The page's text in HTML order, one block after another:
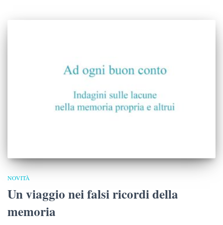
NOVITÀ
Un viaggio nei falsi ricordi della
memoria